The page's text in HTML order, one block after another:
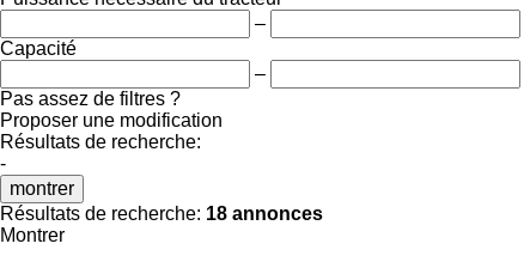
–
Capacité
–
Pas assez de filtres ?
Proposer une modification
Résultats de recherche:
-
montrer
Résultats de recherche: 18 annonces
Montrer